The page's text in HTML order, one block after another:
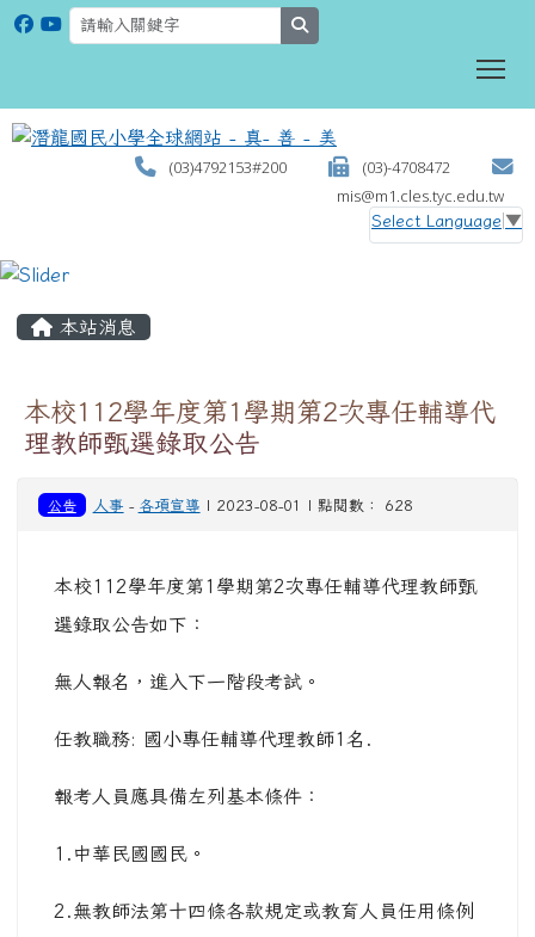
(03)4792153#200
(03)-4708472
mis@m1.cles.tyc.edu.tw
Select Language ▼
本站消息
本校112學年度第1學期第2次專任輔導代
理教師甄選錄取公告
公告 人事 - 各項宣導 | 2023-08-01 | 點閱數： 628
本校112學年度第1學期第2次專任輔導代理教師甄
選錄取公告如下：
無人報名，進入下一階段考試。
任教職務: 國小專任輔導代理教師1名.
報考人員應具備左列基本條件：
1.中華民國國民。
2.無教師法第十四條各款規定或教育人員任用條例